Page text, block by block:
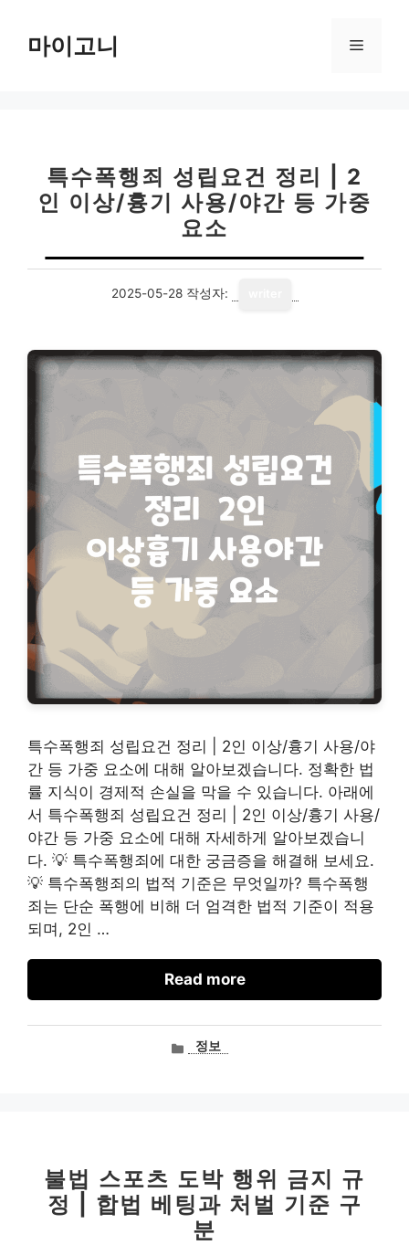
마이고니 메
특수폭행죄 성립요건 정리 | 2
인 이상/흉기 사용/야간 등 가중
요소
2025-05-28 작성자:
특수폭행죄 성립요건 정리 | 2인 이상/흉기 사용/야
간 등 가중 요소에 대해 알아보겠습니다. 정확한 법
률 지식이 경제적 손실을 막을 수 있습니다. 아래에
서 특수폭행죄 성립요건 정리 | 2인 이상/흉기 사용/
야간 등 가중 요소에 대해 자세하게 알아보겠습니
다. 💡 특수폭행죄에 대한 궁금증을 해결해 보세요.
💡 특수폭행죄의 법적 기준은 무엇일까? 특수폭행
죄는 단순 폭행에 비해 더 엄격한 법적 기준이 적용
되며, 2인 …
Read more
카정보
불법 스포츠 도박 행위 금지 규
정 | 합법 베팅과 처벌 기준 구
분